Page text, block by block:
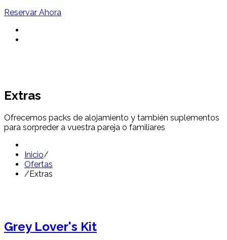
Reservar Ahora
Extras
Ofrecemos packs de alojamiento y también suplementos
para sorpreder a vuestra pareja o familiares
Inicio/
Ofertas
/Extras
Grey Lover's Kit